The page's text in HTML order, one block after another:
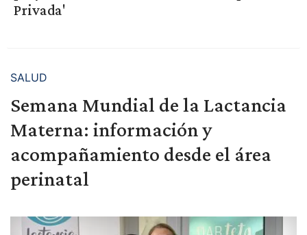
Privada'
SALUD
Semana Mundial de la Lactancia
Materna: información y
acompañamiento desde el área
perinatal